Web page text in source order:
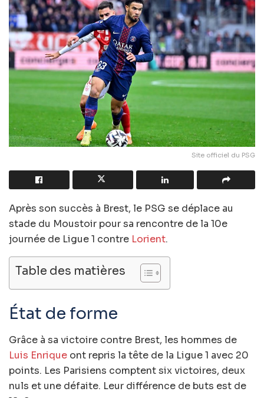
Site officiel du PSG
Après son succès à Brest, le PSG se déplace au
stade du Moustoir pour sa rencontre de la 10e
journée de Ligue 1 contre Lorient.
Table des matières
État de forme
Grâce à sa victoire contre Brest, les hommes de
Luis Enrique ont repris la tête de la Ligue 1 avec 20
points. Les Parisiens comptent six victoires, deux
nuls et une défaite. Leur différence de buts est de